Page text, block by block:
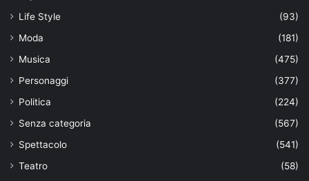
Life Style
(93)
Moda
(181)
Musica
(475)
Personaggi
(377)
Politica
(224)
Senza categoria
(567)
Spettacolo
(541)
Teatro
(58)